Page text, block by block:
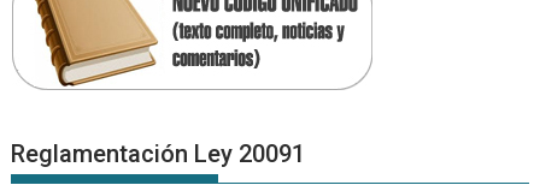
Reglamentación Ley 20091